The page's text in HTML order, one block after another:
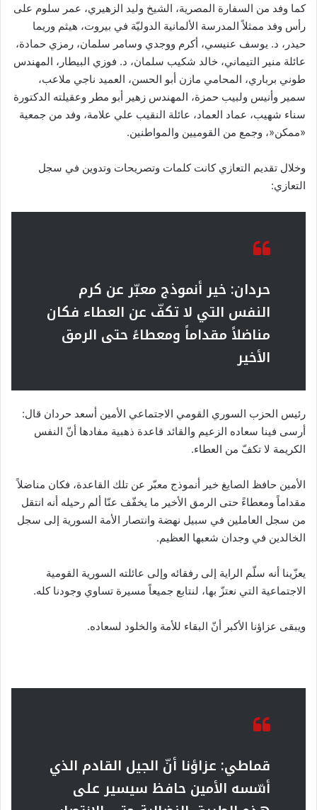
كما وفد من السفارة المصرية، الشيخ وليد الزهيري، عمر سلوم على
رأس وفد ممثلاً المدرسة الألمانية الدوليّة في بيروت، هيثم وريما
حيدر، د. يوسف عنيسي، أكرم ووجدي وسامر سلمان، رمزي حمادة،
عائلة منير التيماني، خالد شكيب سلمان، د. فوزي البيطار، المهندس
طوني برباري، المحامي مازن أبو الحسن، العميد ناجي ملاعب،
سمير وأنيس ولبيب حمزة، المهندس زهير أبو مطر وعقيلته الدكتورة
سناء شهيب، عماد العماد، عائلة النقيب علي علامة، وفد من جمعية
«ممكن«، وجمع من القوميين والمواطنين.
وخلال تقديم التعازي كانت كلمات وتصريحات وتدوين في سجل
التعازي:
حردان: خير أنموذج معبّر عن كرم
النفس التي لا تكفّ عن العطاء فكان
مناضلاً مقداماً ومعطاءً حتى الرمق
الأخير
رئيس الحزب السوري القومي الاجتماعي الأمين أسعد حردان قال:
أرسى فينا سعاده الزعيم والقائد قاعدة ذهبية مفادها أنّ النفس
الكريمة لا تكفّ من العطاء.
الأمين حافظ الصايغ خير أنموذج معبّر عن تلك القاعدة، فكان مناضلاً
مقداماً ومعطاءً حتى الرمق الأخير ما يخفّف عنّا ألم رحيله أنه انتقل
من سجل العاملين في سبيل نهضة وانتصار الأمة السورية إلى سجل
الخالدين في وجدان شعبها العظيم.
يعزّينا أنه سلّم الراية إلى رفقائه وإلى عائلته السورية القومية
الاجتماعية التي نعتزّ بها، لنتابع جميعاً مسيرة تساوي وجودنا كله.
ويبقى عزاؤنا الأكبر أنّ البقاء للأمة والخلود لسعاده.
قماطي: عزاؤنا أنّ الجيل القادم الذي
أسّسه الأمين حافظ سيسير على